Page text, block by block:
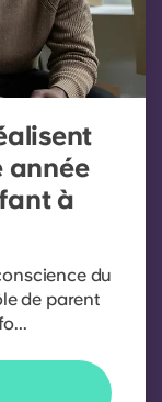
année
à
du
de parent